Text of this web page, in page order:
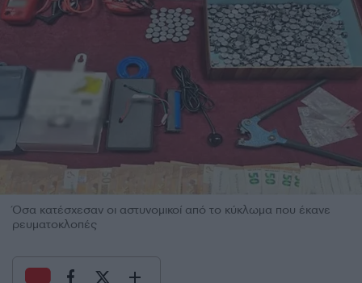
Όσα κατέσχεσαν οι αστυνομικοί από το κύκλωμα που έκανε
ρευματοκλοπές